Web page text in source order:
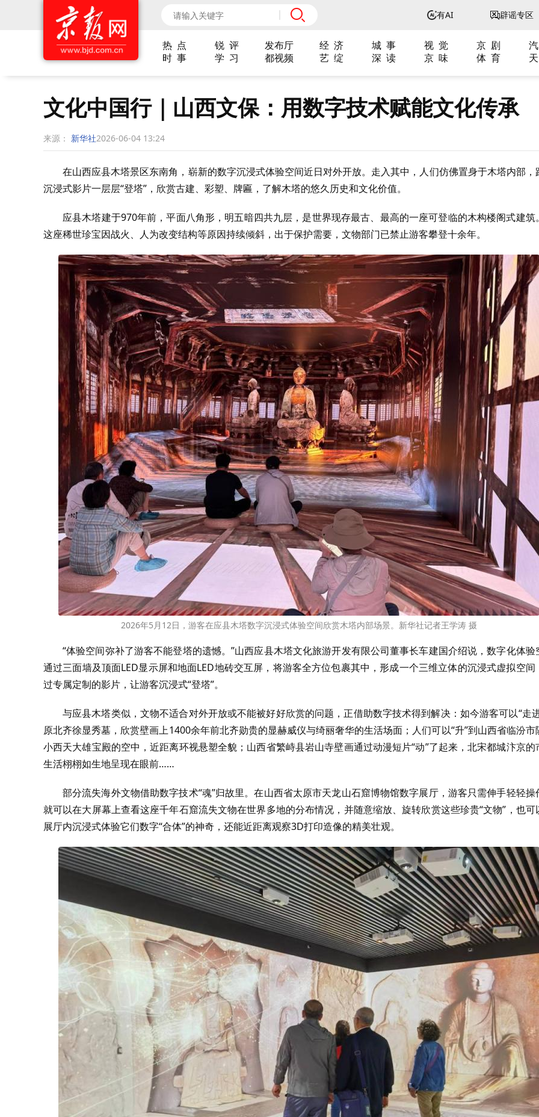
有AI 辟谣专区
热 点 锐 评 发布厅 经 济 城 事 视 觉 京 剧
时 事
学 习 都视频 艺 绽 深 读 京 味 体 育
文化中国行｜山西文保：用数字技术赋能文化传承
来源： 新华社2026-06-04 13:24
在山西应县木塔景区东南角，崭新的数字沉浸式体验空间近日对外开放。走入其中，人们仿佛置身于木塔内部，
沉浸式影片一层层“登塔”，欣赏古建、彩塑、牌匾，了解木塔的悠久历史和文化价值。
应县木塔建于970年前，平面八角形，明五暗四共九层，是世界现存最古、最高的一座可登临的木构楼阁式建筑
这座稀世珍宝因战火、人为改变结构等原因持续倾斜，出于保护需要，文物部门已禁止游客攀登十余年。
2026年5月12日，游客在应县木塔数字沉浸式体验空间欣赏木塔内部场景。新华社记者王学涛 摄
“体验空间弥补了游客不能登塔的遗憾。”山西应县木塔文化旅游开发有限公司董事长车建国介绍说，数字化体验
通过三面墙及顶面LED显示屏和地面LED地砖交互屏，将游客全方位包裹其中，形成一个三维立体的沉浸式虚拟空间
过专属定制的影片，让游客沉浸式“登塔”。
与应县木塔类似，文物不适合对外开放或不能被好好欣赏的问题，正借助数字技术得到解决：如今游客可以“走
原北齐徐显秀墓，欣赏壁画上1400余年前北齐勋贵的显赫威仪与绮丽奢华的生活场面；人们可以“升”到山西省临汾市
小西天大雄宝殿的空中，近距离环视悬塑全貌；山西省繁峙县岩山寺壁画通过动漫短片“动”了起来，北宋都城汴京的
生活栩栩如生地呈现在眼前……
部分流失海外文物借助数字技术“魂”归故里。在山西省太原市天龙山石窟博物馆数字展厅，游客只需伸手轻轻操
就可以在大屏幕上查看这座千年石窟流失文物在世界多地的分布情况，并随意缩放、旋转欣赏这些珍贵“文物”，也可
展厅内沉浸式体验它们数字“合体”的神奇，还能近距离观察3D打印造像的精美壮观。